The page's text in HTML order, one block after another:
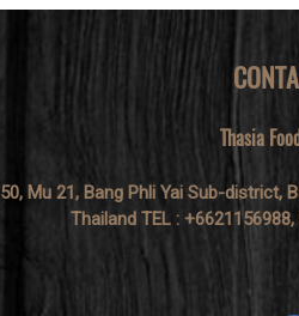
Thasia
50, Mu 21, Bang Phli Yai Sub-district,
Thailand TEL :